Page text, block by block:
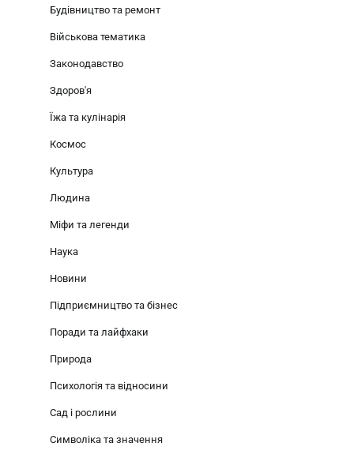
Будівництво та ремонт
Військова тематика
Законодавство
Здоров'я
Їжа та кулінарія
Космос
Культура
Людина
Міфи та легенди
Наука
Новини
Підприємництво та бізнес
Поради та лайфхаки
Природа
Психологія та відносини
Сад і рослини
Символіка та значення